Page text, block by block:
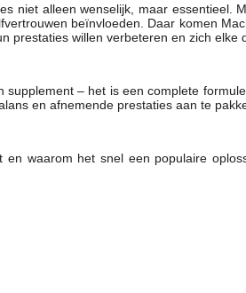
niet alleen wenselijk, maar essentieel.
beïnvloeden. Daar komen
willen verbeteren en zich elke
– ​​het is een complete
en afnemende prestaties aan te
waarom het snel een populaire